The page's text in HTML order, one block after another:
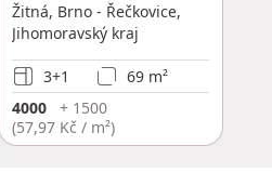
Žitná, Brno - Řečkovice,
Jihomoravský kraj
3+1
69 m²
4000
+ 1500
(57,97 Kč / m²)